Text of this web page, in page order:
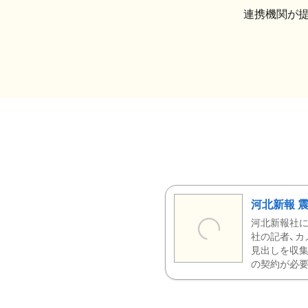
連携機関が
河北新報
河北新報社
社の記者、
見出しを収
の契約が必要